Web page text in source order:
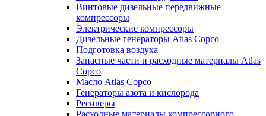
Винтовые дизельные передвижные
компрессоры
Электрические компрессоры
Дизельные генераторы Atlas Copco
Подготовка воздуха
Запасные части и расходные материалы Atlas
Copco
Масло Atlas Copco
Генераторы азота и кислорода
Ресиверы
Расходные материалы компрессорного